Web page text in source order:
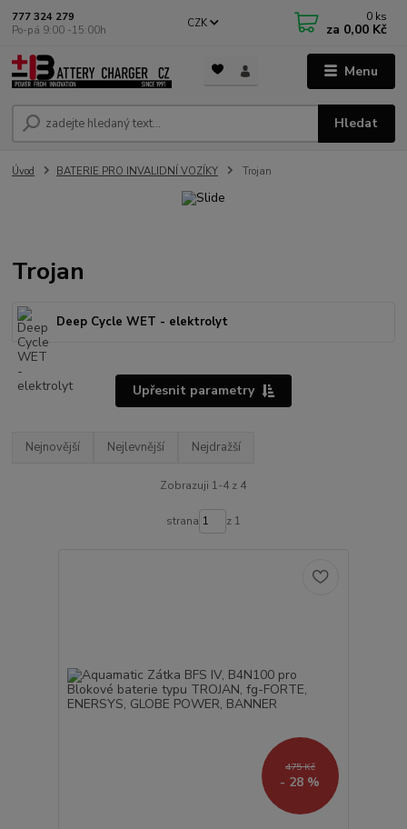
Menu
CZK
Hledat
777 324 279
Po-pá 9:00 -15:00h
0 ks
za 0,00 Kč
Úvod BATERIE PRO INVALIDNÍ VOZÍKY Trojan
Trojan
Deep Cycle WET - elektrolyt
Upřesnit parametry
Nejnovější Nejlevnější Nejdražší
Zobrazuji 1-4 z 4
strana z 1
475 Kč
- 28 %